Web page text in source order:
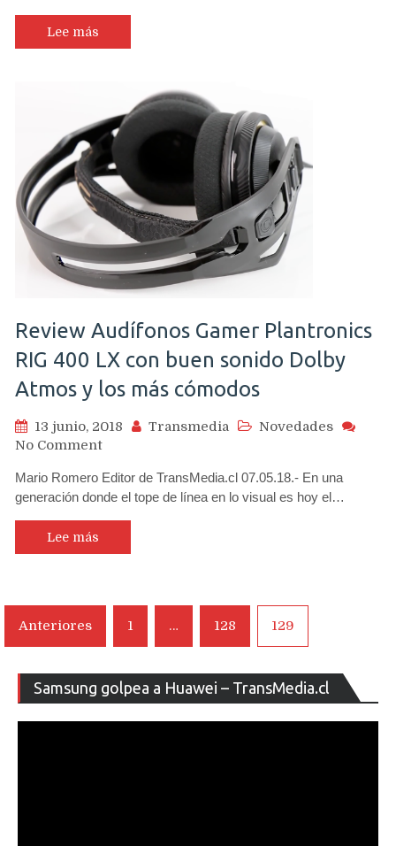
Lee más
Review Audífonos Gamer Plantronics
RIG 400 LX con buen sonido Dolby
Atmos y los más cómodos
13 junio, 2018 Transmedia
Novedades
No Commenton
Audífonos
Gamer
Plantronics
400
sonido
Dolby
y
los
más
Mario Romero Editor de TransMedia.cl 07.05.18.- En una
generación donde el tope de línea en lo visual es hoy el…
Lee más
Navegación
de
entradas
Anteriores 1 … 128 129
Samsung golpea a Huawei – TransMedia.cl
de